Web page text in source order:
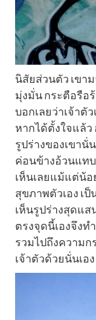
นิสัยส่วนตัว เขา
มุ่งมั่น กระตือรือ
บอกเลยว่าเจ้าตั
หากได้ตั้งใจแล้ว
รูปร่างของเขานั่
ค่อนข้างอ้วนแท
เห็นเลยแม้แต่น้อ
สุขภาพตัวเอง เป็
เห็นรูปร่างสุดแส
ตรงจุดนี้เองจึงท
รวมไปถึงความ
เจ้าตัวด้วยนั่นเอง